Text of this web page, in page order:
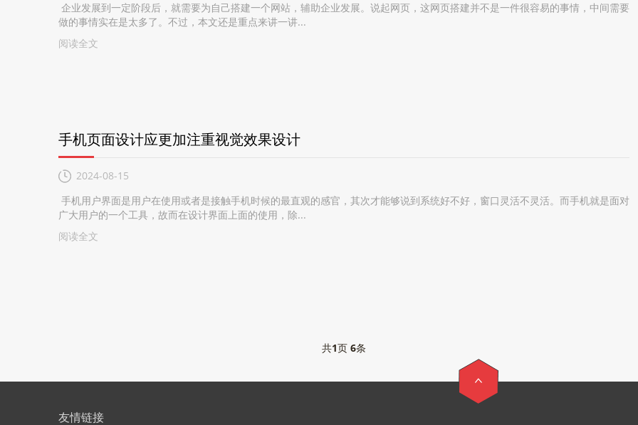
企业发展到一定阶段后，就需要为自己搭建一个网站，辅助企业发展。说起网页，这网页搭建并不是一件很容易的事情，中间需要
做的事情实在是太多了。不过，本文还是重点来讲一讲...
阅读全文
手机页面设计应更加注重视觉效果设计
2024-08-15
手机用户界面是用户在使用或者是接触手机时候的最直观的感官，其次才能够说到系统好不好，窗口灵活不灵活。而手机就是面对
广大用户的一个工具，故而在设计界面上面的使用，除...
阅读全文
共1页6条
友情链接